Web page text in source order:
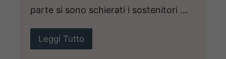
parte si sono schierati i sostenitori ...
Leggi Tutto